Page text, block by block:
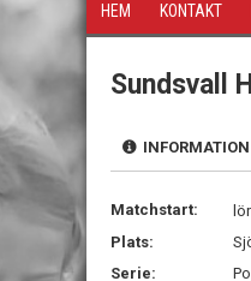
HEM KONTAKT
Sundsvall
INFORMATION
Matchstart:
Plats:
Serie: